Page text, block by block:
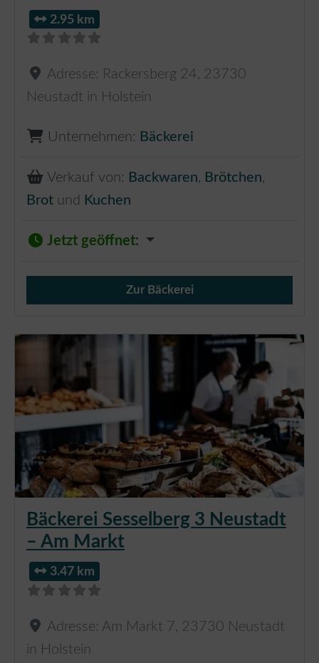
2.95 km
Adresse: Rackersberg 24, 23730
Neustadt in Holstein
Unternehmen: Bäckerei
Verkauf von: Backwaren, Brötchen,
Brot und Kuchen
Jetzt geöffnet:
Verkauf von Brötchen,
Zur Bäckerei
Bäckerei Sesselberg 3 Neustadt
– Am Markt
3.47 km
Adresse: Am Markt 7, 23730 Neustadt
in Holstein